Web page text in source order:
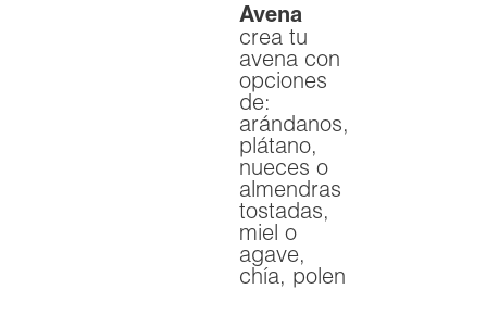
Avena
crea tu
avena con
opciones
de:
arándanos,
plátano,
nueces o
almendras
tostadas,
miel o
agave,
chía, polen